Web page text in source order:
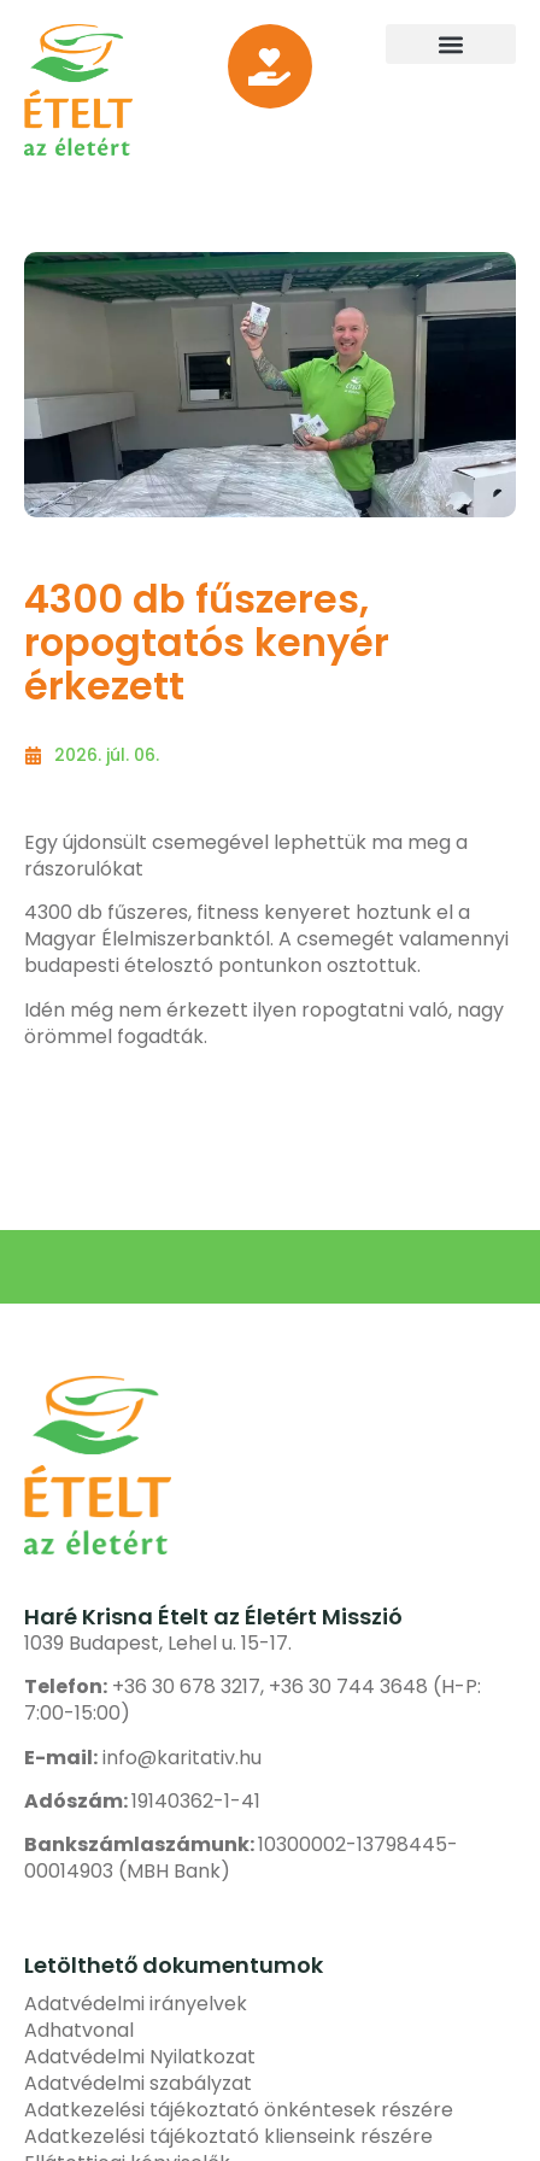
4300 db fűszeres,
ropogtatós kenyér
érkezett
2026. júl. 06.
Egy újdonsült csemegével lephettük ma meg a
rászorulókat
4300 db fűszeres, fitness kenyeret hoztunk el a
Magyar Élelmiszerbanktól. A csemegét valamennyi
budapesti ételosztó pontunkon osztottuk.
Idén még nem érkezett ilyen ropogtatni való, nagy
örömmel fogadták.
Haré Krisna Ételt az Életért Misszió
1039 Budapest, Lehel u. 15-17.
Telefon: +36 30 678 3217, +36 30 744 3648 (H-P:
7:00-15:00)
E-mail:info@karitativ.hu
Adószám:19140362-1-41
Bankszámlaszámunk:10300002-13798445-
00014903 (MBH Bank)
Letölthető dokumentumok
Adatvédelmi irányelvek
Adhatvonal
Adatvédelmi Nyilatkozat
Adatvédelmi szabályzat
Adatkezelési tájékoztató önkéntesek részére
Adatkezelési tájékoztató klienseink részére